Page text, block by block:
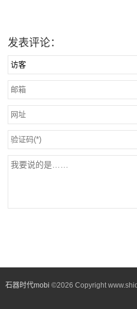
发表评论：
石器时代mobi ©2026 Copyright